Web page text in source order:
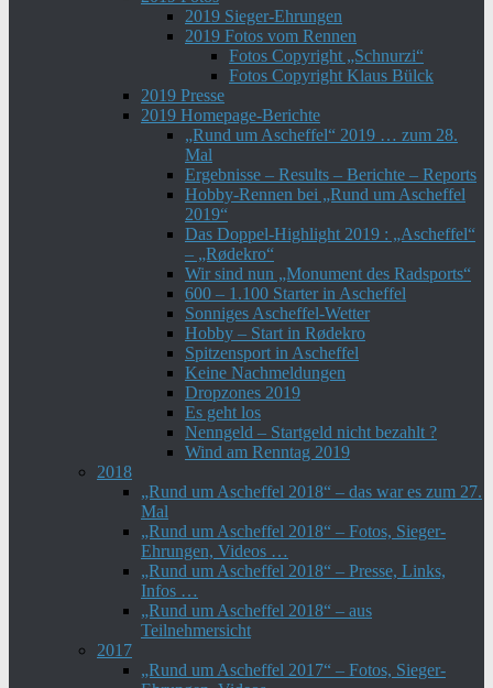
2019 Sieger-Ehrungen
2019 Fotos vom Rennen
Fotos Copyright „Schnurzi“
Fotos Copyright Klaus Bülck
2019 Presse
2019 Homepage-Berichte
„Rund um Ascheffel“ 2019 … zum 28.
Mal
Ergebnisse – Results – Berichte – Reports
Hobby-Rennen bei „Rund um Ascheffel
2019“
Das Doppel-Highlight 2019 : „Ascheffel“
– „Rødekro“
Wir sind nun „Monument des Radsports“
600 – 1.100 Starter in Ascheffel
Sonniges Ascheffel-Wetter
Hobby – Start in Rødekro
Spitzensport in Ascheffel
Keine Nachmeldungen
Dropzones 2019
Es geht los
Nenngeld – Startgeld nicht bezahlt ?
Wind am Renntag 2019
2018
„Rund um Ascheffel 2018“ – das war es zum 27.
Mal
„Rund um Ascheffel 2018“ – Fotos, Sieger-
Ehrungen, Videos …
„Rund um Ascheffel 2018“ – Presse, Links,
Infos …
„Rund um Ascheffel 2018“ – aus
Teilnehmersicht
2017
„Rund um Ascheffel 2017“ – Fotos, Sieger-